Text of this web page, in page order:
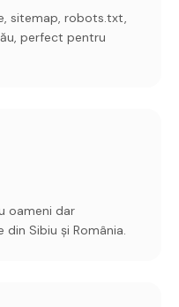
sitemap, robots.txt,
perfect pentru
oameni dar
Sibiu și România.